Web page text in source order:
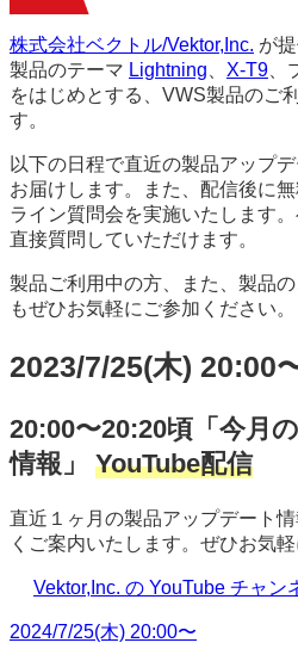
株式会社ベクトル/Vektor,Inc. が
製品のテーマ Lightning X-T9
をはじめとする、VWS製品のご
す。
以下の日程で直近の製品アップ
お届けします。また、配信後に
ライン質問会を実施いたします
直接質問していただけます。
製品ご利用中の方、また、製品
もぜひお気軽にご参加ください。
2023/7/25(木) 20:00
20:00〜20:20頃「今月
情報」 YouTube配信
直近１ヶ月の製品アップデート
くご案内いたします。ぜひお気
Vektor,Inc. の YouTube チャン
2024/7/25(木) 20:00〜